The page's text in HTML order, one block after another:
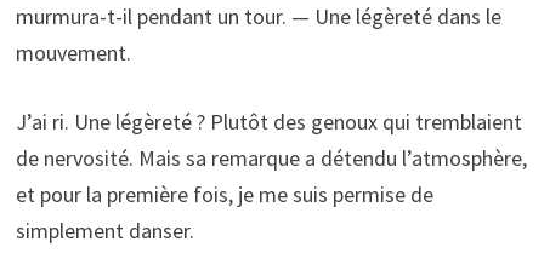
murmura-t-il pendant un tour. — Une légèreté dans le
mouvement.
J’ai ri. Une légèreté ? Plutôt des genoux qui tremblaient
de nervosité. Mais sa remarque a détendu l’atmosphère,
et pour la première fois, je me suis permise de
simplement danser.